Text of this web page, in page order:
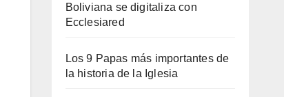
Boliviana se digitaliza con
Ecclesiared
Los 9 Papas más importantes de
la historia de la Iglesia